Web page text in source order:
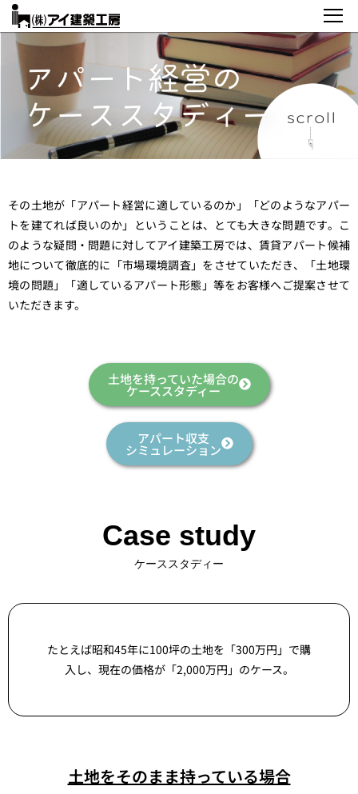
その土地が「アパート経営に適しているのか」「どのようなアパー
トを建てれば良いのか」ということは、とても大きな問題です。こ
のような疑問・問題に対してアイ建築工房では、賃貸アパート候補
地について徹底的に「市場環境調査」をさせていただき、「土地環
境の問題」「適しているアパート形態」等をお客様へご提案させて
いただきます。
土地を持っていた場合の
ケーススタディー
アパート収支
シミュレーション
Case study
ケーススタディー
たとえば昭和45年に100坪の土地を「300万円」で購
入し、現在の価格が「2,000万円」のケース。
土地をそのまま持っている場合